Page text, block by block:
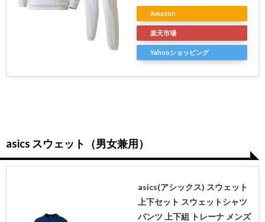
Amazon
楽天市場
Yahooショッピング
asics スウェット（男女兼用）
asics(アシックス) スウェット
上下セット スウェットシャツ
パンツ 上下組 トレーナ メンズ